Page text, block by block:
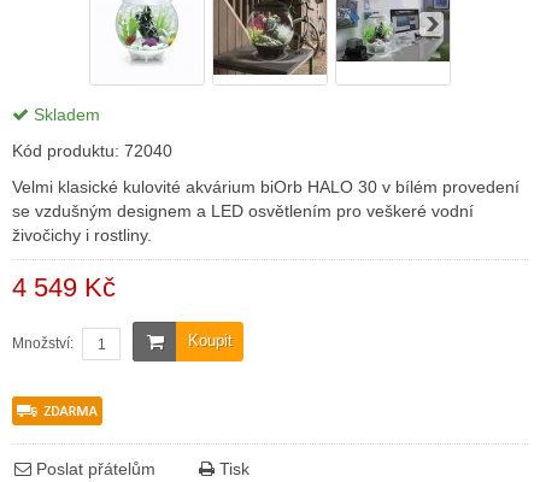
Skladem
Kód produktu: 72040
Velmi klasické kulovité akvárium biOrb HALO 30 v bílém provedení
se vzdušným designem a LED osvětlením pro veškeré vodní
živočichy i rostliny.
4 549 Kč
Koupit
Množství:
Poslat přátelům Tisk